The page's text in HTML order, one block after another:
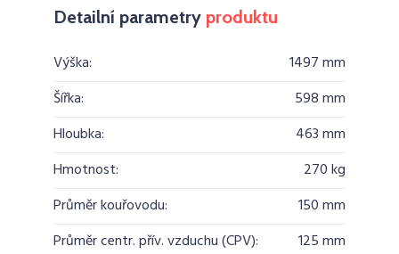
Detailní parametry produktu
Výška:
1497 mm
Šířka:
598 mm
Hloubka:
463 mm
Hmotnost:
270 kg
Průměr kouřovodu:
150 mm
Průměr centr. přív. vzduchu (CPV):
125 mm